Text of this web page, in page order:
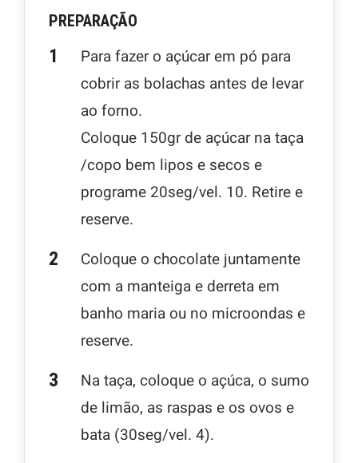
PREPARAÇÃO
Para fazer o açúcar em pó para
cobrir as bolachas antes de levar
ao forno.
Coloque 150gr de açúcar na taça
/copo bem lipos e secos e
programe 20seg/vel. 10. Retire e
reserve.
Coloque o chocolate juntamente
com a manteiga e derreta em
banho maria ou no microondas e
reserve.
Na taça, coloque o açúca, o sumo
de limão, as raspas e os ovos e
bata (30seg/vel. 4).